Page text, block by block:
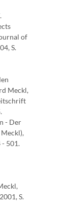
of
S.
Meckl,
- Der
- 501.
S.